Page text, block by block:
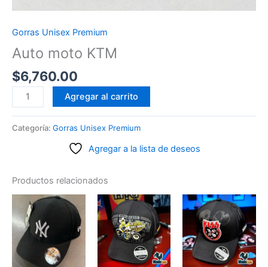
Gorras Unisex Premium
Auto moto KTM
$6,760.00
Auto
moto
cantidad
Agregar al carrito
Categoría: Gorras Unisex Premium
Agregar a la lista de deseos
Productos relacionados